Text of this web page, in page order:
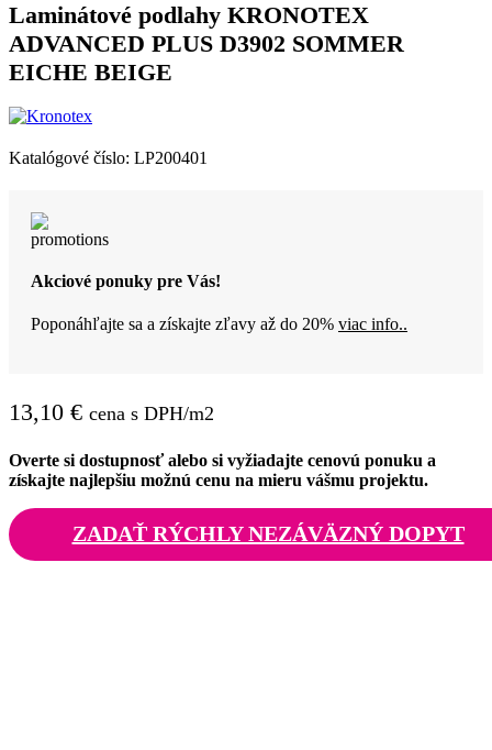
Laminátové podlahy KRONOTEX
ADVANCED PLUS D3902 SOMMER
EICHE BEIGE
Katalógové číslo: LP200401
Akciové ponuky pre Vás!
Poponáhľajte sa a získajte zľavy až do 20% viac info..
13,10 € cena s DPH/m2
Overte si dostupnosť alebo si vyžiadajte cenovú ponuku a
získajte najlepšiu možnú cenu na mieru vášmu projektu.
ZADAŤ RÝCHLY NEZÁVÄZNÝ DOPYT